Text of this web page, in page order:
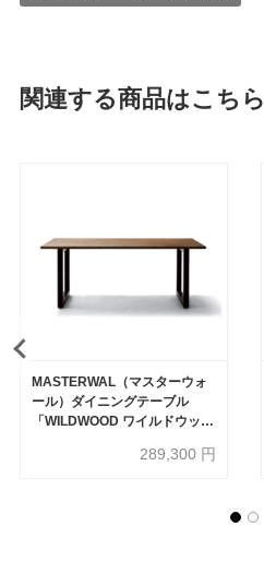
関連する商品はこちら
MASTERWAL（マスターウォ
ール）ダイニングテーブル
「WILDWOOD ワイルドウッド
上げ スチール脚ブラック 幅
289,300 円